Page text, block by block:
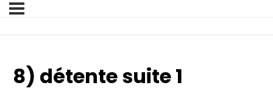
8) détente suite 1